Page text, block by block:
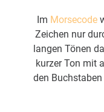
Im Morsecode
Zeichen nur
langen Tönen
kurzer Ton mit
den